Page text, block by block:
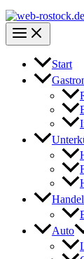
Start
Handel
Auto